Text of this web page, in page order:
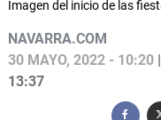
Imagen del inicio de las
NAVARRA.COM
30 MAYO, 2022 - 10:20
13:37